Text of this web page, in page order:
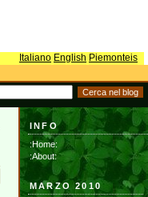
Italiano English Piemonteis
INFO
:Home:
:About:
MARZO 2010